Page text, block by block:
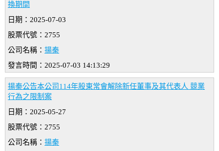
換期間
日期：2025-07-03
股票代號：2755
公司名稱： 揚秦
發言時間：2025-07-03 14:13:29
揚秦公告本公司114年股東常會解除新任董事及其代表人 競業
行為之限制案
日期：2025-05-27
股票代號：2755
公司名稱： 揚秦